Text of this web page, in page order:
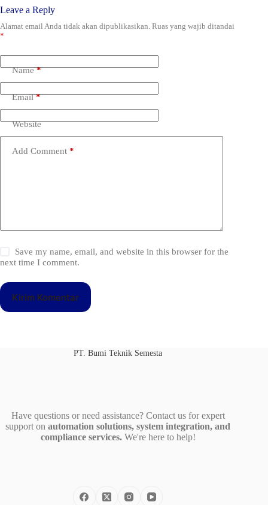
Leave a Reply
Alamat email Anda tidak akan dipublikasikan. Ruas yang wajib ditandai
*
Name*
Email*
Website
Add Comment *
Save my name, email, and website in this browser for the
next time I comment.
Kirim Komentar
PT. Bumi Teknik Semesta
Have questions or need assistance? Contact us for expert
support onautomation solutions, system integration, and
compliance services.We're here to help!